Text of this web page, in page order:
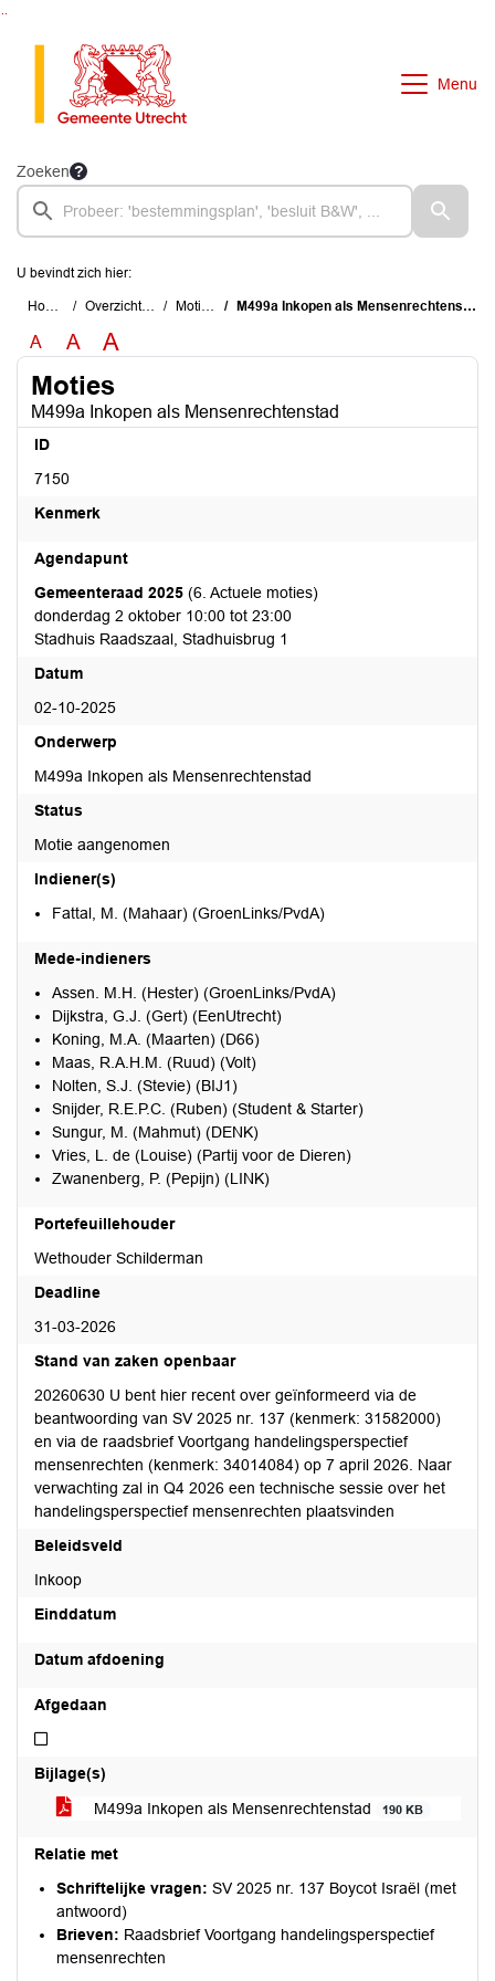
Menu
Zoeken
U bevindt zich hier:
Home Overzichten Moties M499a Inkopen als Mensenrechtenstad
A A A
Moties
M499a Inkopen als Mensenrechtenstad
ID
7150
Kenmerk
Agendapunt
Gemeenteraad 2025 (6. Actuele moties)
donderdag 2 oktober 10:00 tot 23:00
Stadhuis Raadszaal, Stadhuisbrug 1
Datum
02-10-2025
Onderwerp
M499a Inkopen als Mensenrechtenstad
Status
Motie aangenomen
Indiener(s)
Fattal, M. (Mahaar) (GroenLinks/PvdA)
Mede-indieners
Assen. M.H. (Hester) (GroenLinks/PvdA)
Dijkstra, G.J. (Gert) (EenUtrecht)
Koning, M.A. (Maarten) (D66)
Maas, R.A.H.M. (Ruud) (Volt)
Nolten, S.J. (Stevie) (BIJ1)
Snijder, R.E.P.C. (Ruben) (Student & Starter)
Sungur, M. (Mahmut) (DENK)
Vries, L. de (Louise) (Partij voor de Dieren)
Zwanenberg, P. (Pepijn) (LINK)
Portefeuillehouder
Wethouder Schilderman
Deadline
31-03-2026
Stand van zaken openbaar
20260630 U bent hier recent over geïnformeerd via de
beantwoording van SV 2025 nr. 137 (kenmerk: 31582000)
en via de raadsbrief Voortgang handelingsperspectief
mensenrechten (kenmerk: 34014084) op 7 april 2026. Naar
verwachting zal in Q4 2026 een technische sessie over het
handelingsperspectief mensenrechten plaatsvinden
Beleidsveld
Inkoop
Einddatum
Datum afdoening
Afgedaan
Niet afgedaan
Bijlage(s)
M499a Inkopen als Mensenrechtenstad
190 KB
Relatie met
Schriftelijke vragen: SV 2025 nr. 137 Boycot Israël (met
antwoord)
Brieven: Raadsbrief Voortgang handelingsperspectief
mensenrechten